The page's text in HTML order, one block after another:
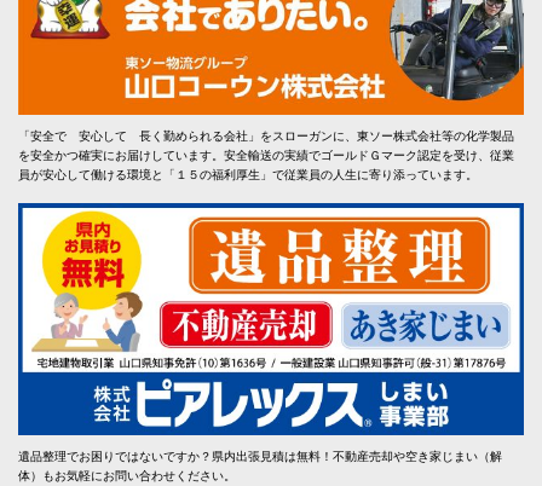
「安全で 安心して 長く勤められる会社」をスローガンに、東ソー株式会社等の化学製品
を安全かつ確実にお届けしています。安全輸送の実績でゴールドＧマーク認定を受け、従業
員が安心して働ける環境と「１５の福利厚生」で従業員の人生に寄り添っています。
遺品整理でお困りではないですか？県内出張見積は無料！不動産売却や空き家じまい（解
体）もお気軽にお問い合わせください。